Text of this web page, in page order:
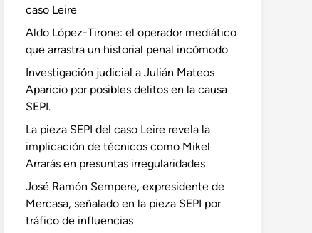
caso Leire
Aldo López-Tirone: el operador mediático
que arrastra un historial penal incómodo
Investigación judicial a Julián Mateos
Aparicio por posibles delitos en la causa
SEPI.
La pieza SEPI del caso Leire revela la
implicación de técnicos como Mikel
Arrarás en presuntas irregularidades
José Ramón Sempere, expresidente de
Mercasa, señalado en la pieza SEPI por
tráfico de influencias